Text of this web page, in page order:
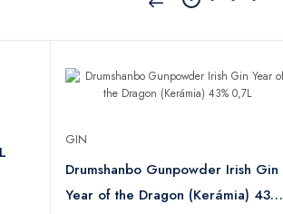
GIN
Drumshanbo Gunpowder Irish Gin
Year of the Dragon (Kerámia) 43%